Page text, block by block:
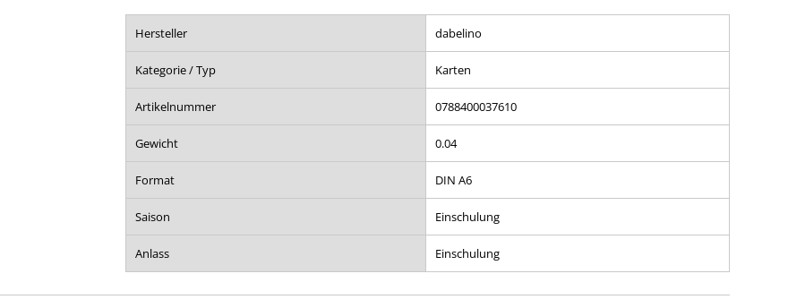
Hersteller dabelino
Kategorie / Typ Karten
Artikelnummer 0788400037610
Gewicht 0.04
Format DIN A6
Saison Einschulung
Anlass Einschulung